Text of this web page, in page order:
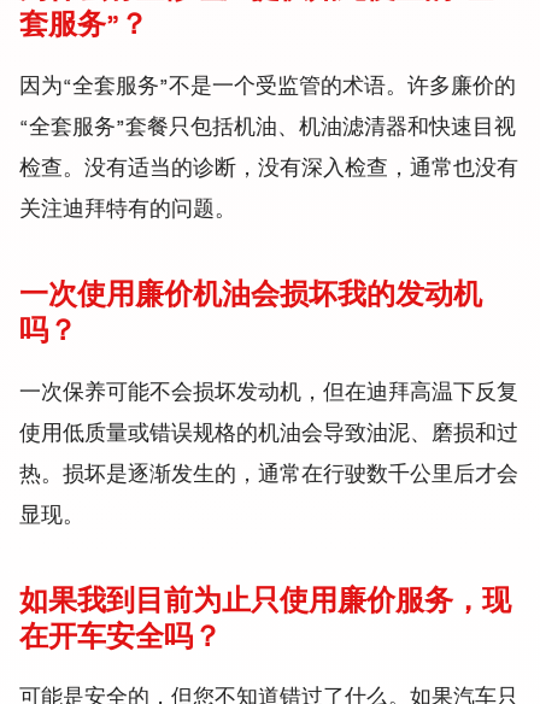
套服务”？
因为“全套服务”不是一个受监管的术语。许多廉价的
“全套服务”套餐只包括机油、机油滤清器和快速目视
检查。没有适当的诊断，没有深入检查，通常也没有
关注迪拜特有的问题。
一次使用廉价机油会损坏我的发动机
吗？
一次保养可能不会损坏发动机，但在迪拜高温下反复
使用低质量或错误规格的机油会导致油泥、磨损和过
热。损坏是逐渐发生的，通常在行驶数千公里后才会
显现。
如果我到目前为止只使用廉价服务，现
在开车安全吗？